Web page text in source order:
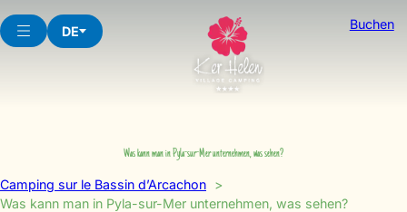
to
content
DE Buchen
Was kann man in Pyla-sur-Mer unternehmen, was sehen?
Camping sur le Bassin d’Arcachon
Was kann man in Pyla-sur-Mer unternehmen, was sehen?